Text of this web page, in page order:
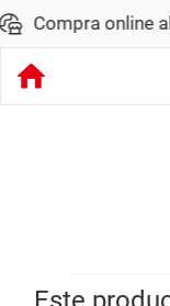
Compra online al